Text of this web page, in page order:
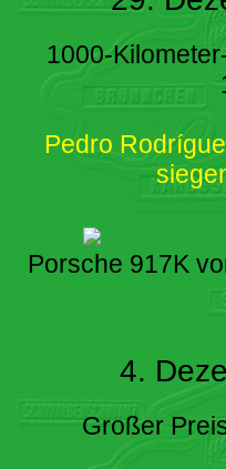
1000-
Pedro
Porsche 917K
4.
Großer